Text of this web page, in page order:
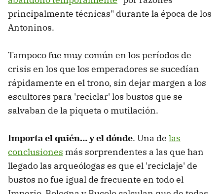
principalmente técnicas" durante la época de los
Antoninos.
Tampoco fue muy común en los períodos de
crisis en los que los emperadores se sucedían
rápidamente en el trono, sin dejar margen a los
escultores para 'reciclar' los bustos que se
salvaban de la piqueta o mutilación.
Importa el quién… y el dónde. Una de las
conclusiones más sorprendentes a las que han
llegado las arqueólogas es que el 'reciclaje' de
bustos no fue igual de frecuente en todo el